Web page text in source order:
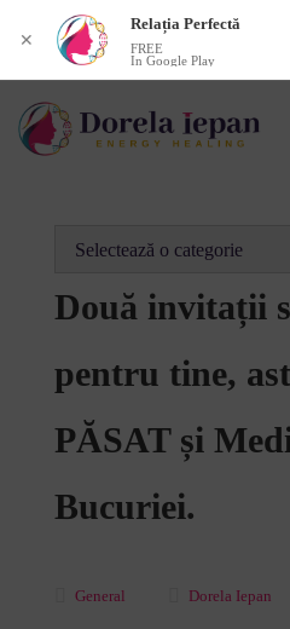
Două invitații
pentru tine,
PĂSAT și
Bucuriei.
General Dorela Iepan
✕
Relația Perfectă
FREE
In Google Play